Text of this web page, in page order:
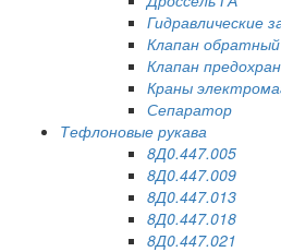
Гидравлические
Клапан обратный
Клапан
Краны
Сепаратор
Тефлоновые рукава
8Д0.447.005
8Д0.447.009
8Д0.447.013
8Д0.447.018
8Д0.447.021